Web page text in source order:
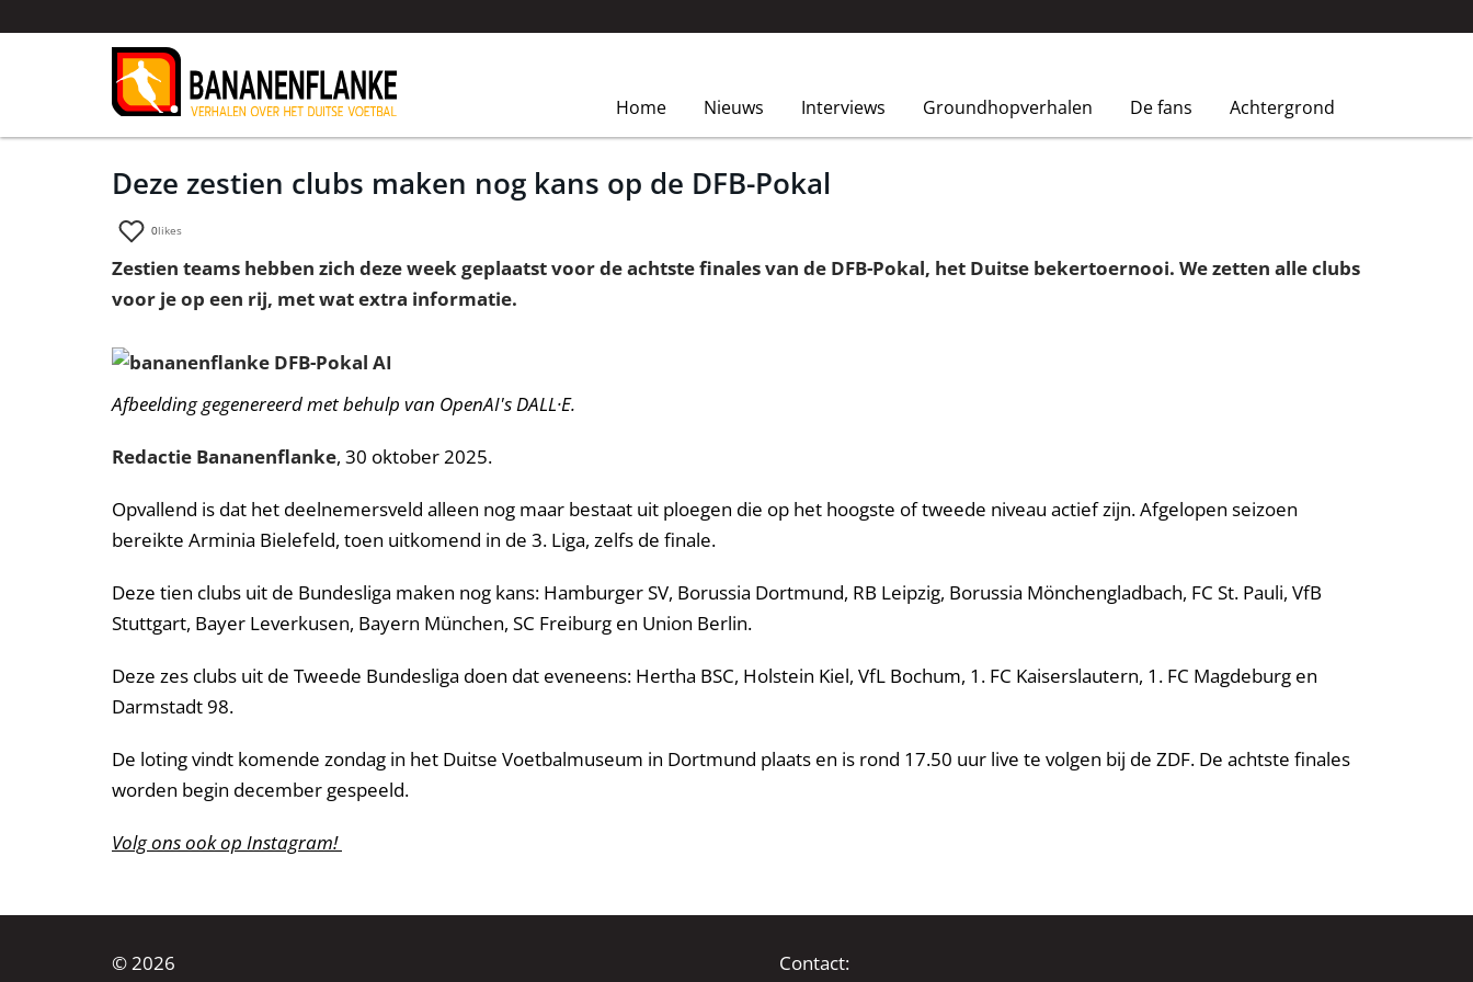
Home Nieuws Interviews Groundhopverhalen De fans Achtergrond
Deze zestien clubs maken nog kans op de DFB-Pokal
0likes
Zestien teams hebben zich deze week geplaatst voor de achtste finales van de DFB-Pokal, het Duitse bekertoernooi. We zetten alle clubs
voor je op een rij, met wat extra informatie.
Afbeelding gegenereerd met behulp van OpenAI's DALL·E.
Redactie Bananenflanke, 30 oktober 2025.
Opvallend is dat het deelnemersveld alleen nog maar bestaat uit ploegen die op het hoogste of tweede niveau actief zijn. Afgelopen seizoen
bereikte Arminia Bielefeld, toen uitkomend in de 3. Liga, zelfs de finale.
Deze tien clubs uit de Bundesliga maken nog kans: Hamburger SV, Borussia Dortmund, RB Leipzig, Borussia Mönchengladbach, FC St. Pauli, VfB
Stuttgart, Bayer Leverkusen, Bayern München, SC Freiburg en Union Berlin.
Deze zes clubs uit de Tweede Bundesliga doen dat eveneens: Hertha BSC, Holstein Kiel, VfL Bochum, 1. FC Kaiserslautern, 1. FC Magdeburg en
Darmstadt 98.
De loting vindt komende zondag in het Duitse Voetbalmuseum in Dortmund plaats en is rond 17.50 uur live te volgen bij de ZDF. De achtste finales
worden begin december gespeeld.
Volg ons ook op Instagram!
© 2026
Contact: